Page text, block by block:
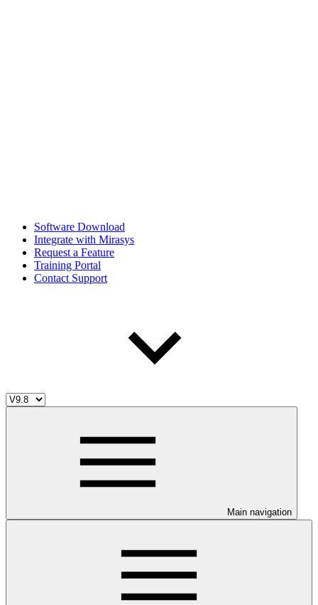
Software Download
Integrate with Mirasys
Request a Feature
Training Portal
Contact Support
Main navigation